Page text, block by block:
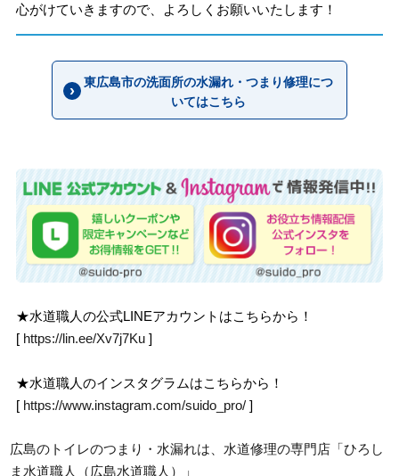
心がけていきますので、よろしくお願いいたします！
東広島市の洗面所の水漏れ・つまり修理につ
いてはこちら
★水道職人の公式LINEアカウントはこちらから！
[ https://lin.ee/Xv7j7Ku ]
★水道職人のインスタグラムはこちらから！
[ https://www.instagram.com/suido_pro/ ]
広島のトイレのつまり・水漏れは、水道修理の専門店「ひろし
ま水道職人（広島水道職人）」